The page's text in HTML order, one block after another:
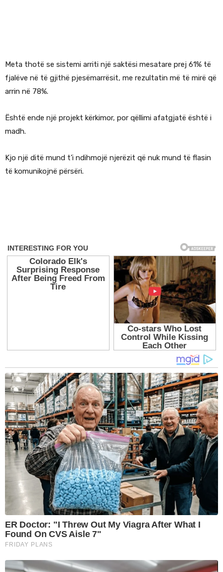
Meta thotë se sistemi arriti një saktësi mesatare prej 61% të
fjalëve në të gjithë pjesëmarrësit, me rezultatin më të mirë që
arrin në 78%.
Është ende një projekt kërkimor, por qëllimi afatgjatë është i
madh.
Kjo një ditë mund t’i ndihmojë njerëzit që nuk mund të flasin
të komunikojnë përsëri.